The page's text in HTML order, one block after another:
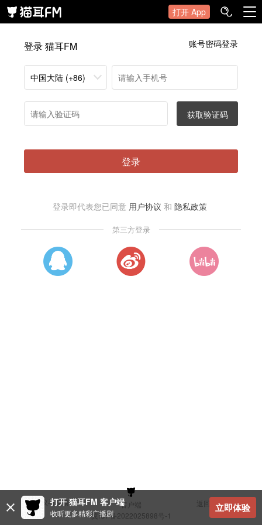
打开 App
登录 猫耳FM 账号密码登录
中国大陆 (+86)
获取验证码
登录
登录即代表您已同意 用户协议 和 隐私政策
第三方登录
建议与反馈 客户端
返回顶部
冀ICP备2022025898号-1
打开 猫耳FM 客户端
收听更多精彩广播剧 立即体验